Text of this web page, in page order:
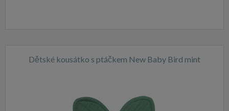
Dětské kousátko s ptáčkem New Baby Bird mint